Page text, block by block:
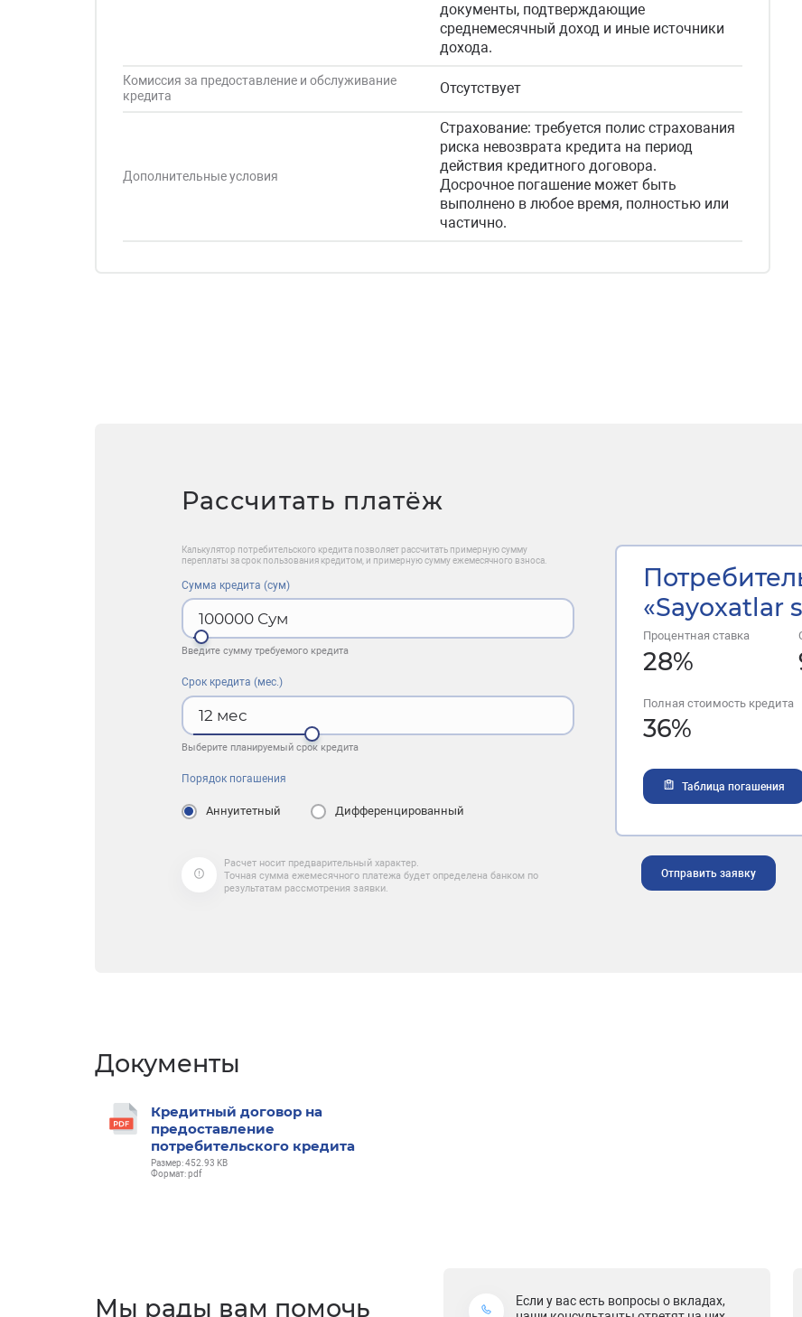
документы, подтверждающие
среднемесячный доход и иные источники
дохода.
Комиссия за предоставление и обслуживание
кредита
Отсутствует
Дополнительные условия
Страхование: требуется полис страхования
риска невозврата кредита на период
действия кредитного договора.
Досрочное погашение может быть
выполнено в любое время, полностью или
частично.
Рассчитать платёж
Калькулятор потребительского кредита позволяет рассчитать примерную сумму
переплаты за срок пользования кредитом, и примерную сумму ежемесячного взноса.
Сумма кредита (сум)
100000 Сум
Введите сумму требуемого кредита
Срок кредита (мес.)
12 мес
Выберите планируемый срок кредита
Порядок погашения
Аннуитетный Дифференцированный
Расчет носит предварительный характер.
Точная сумма ежемесячного платежа будет определена банком по
результатам рассмотрения заявки.
«Sayoxatlar
Процентная ставка
28%
Полная стоимость кредита
36%
Таблица погашения
Отправить заявку
Документы
Кредитный договор на
предоставление
потребительского кредита
Размер: 452.93 KB
Формат: pdf
Мы рады вам помочь
Если у вас есть вопросы о вкладах,